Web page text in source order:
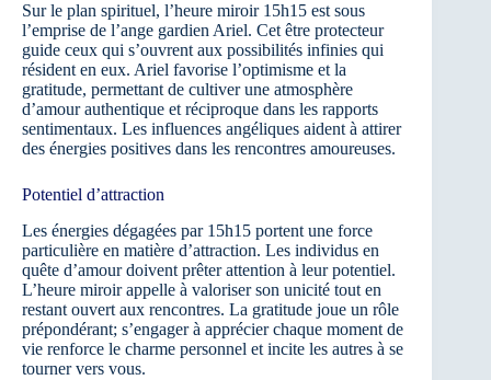
Sur le plan spirituel, l’heure miroir 15h15 est sous
l’emprise de l’ange gardien Ariel. Cet être protecteur
guide ceux qui s’ouvrent aux possibilités infinies qui
résident en eux. Ariel favorise l’optimisme et la
gratitude, permettant de cultiver une atmosphère
d’amour authentique et réciproque dans les rapports
sentimentaux. Les influences angéliques aident à attirer
des énergies positives dans les rencontres amoureuses.
Potentiel d’attraction
Les énergies dégagées par 15h15 portent une force
particulière en matière d’attraction. Les individus en
quête d’amour doivent prêter attention à leur potentiel.
L’heure miroir appelle à valoriser son unicité tout en
restant ouvert aux rencontres. La gratitude joue un rôle
prépondérant; s’engager à apprécier chaque moment de
vie renforce le charme personnel et incite les autres à se
tourner vers vous.